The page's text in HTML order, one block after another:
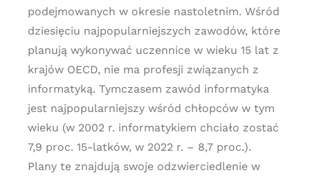
podejmowanych w okresie nastoletnim. Wśród
dziesięciu najpopularniejszych zawodów, które
planują wykonywać uczennice w wieku 15 lat z
krajów OECD, nie ma profesji związanych z
informatyką. Tymczasem zawód informatyka
jest najpopularniejszy wśród chłopców w tym
wieku (w 2002 r. informatykiem chciało zostać
7,9 proc. 15-latków, w 2022 r. – 8,7 proc.).
Plany te znajdują swoje odzwierciedlenie w